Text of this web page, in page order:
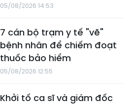
05/08/2026 14:53
7 cán bộ trạm y tế "vẽ"
bệnh nhân để chiếm đoạt
thuốc bảo hiểm
05/08/2026 12:55
Khởi tố ca sĩ và giám đốc